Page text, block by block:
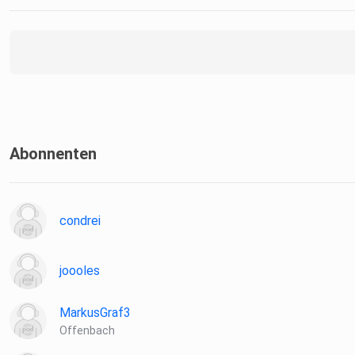
Abonnenten
condrei
joooles
MarkusGraf3
Offenbach